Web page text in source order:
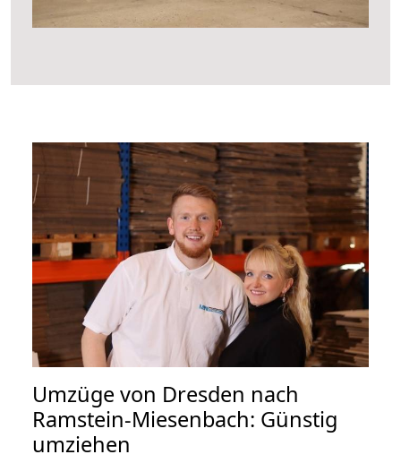
Umzüge von Dresden nach
Ramstein-Miesenbach: Günstig
umziehen